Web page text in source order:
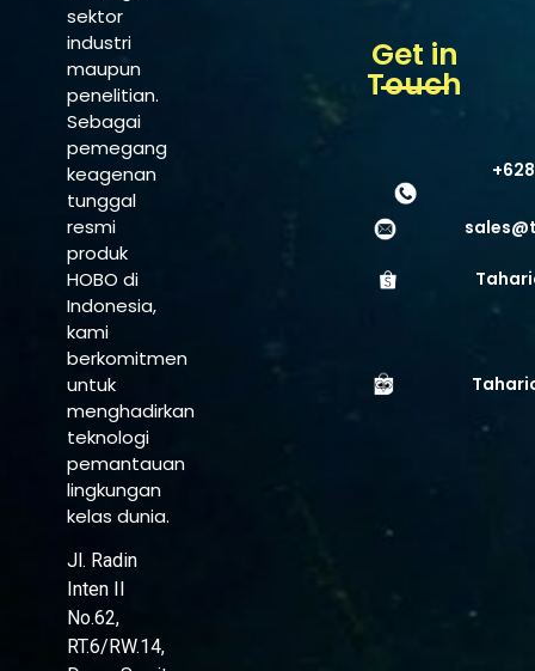
sektor
industri
maupun
penelitian.
Sebagai
pemegang
keagenan
tunggal
resmi
produk
HOBO di
Indonesia,
kami
berkomitmen
untuk
menghadirkan
teknologi
pemantauan
lingkungan
kelas dunia.
Jl. Radin
Inten II
No.62,
RT.6/RW.14,
Get in
Touch